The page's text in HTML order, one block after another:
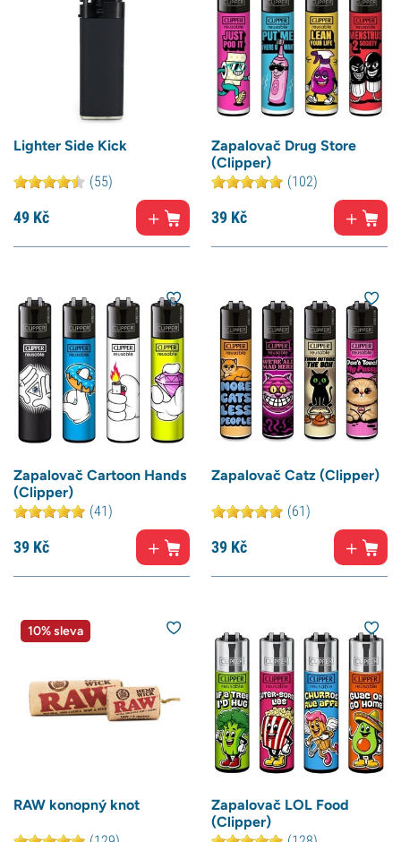
Lighter Side Kick
(55)
49 Kč
Zapalovač Drug Store
(Clipper)
(102)
39 Kč
Zapalovač Cartoon Hands
(Clipper)
(41)
39 Kč
Zapalovač Catz (Clipper)
(61)
39 Kč
10% sleva
RAW konopný knot
Zapalovač LOL Food
(Clipper)